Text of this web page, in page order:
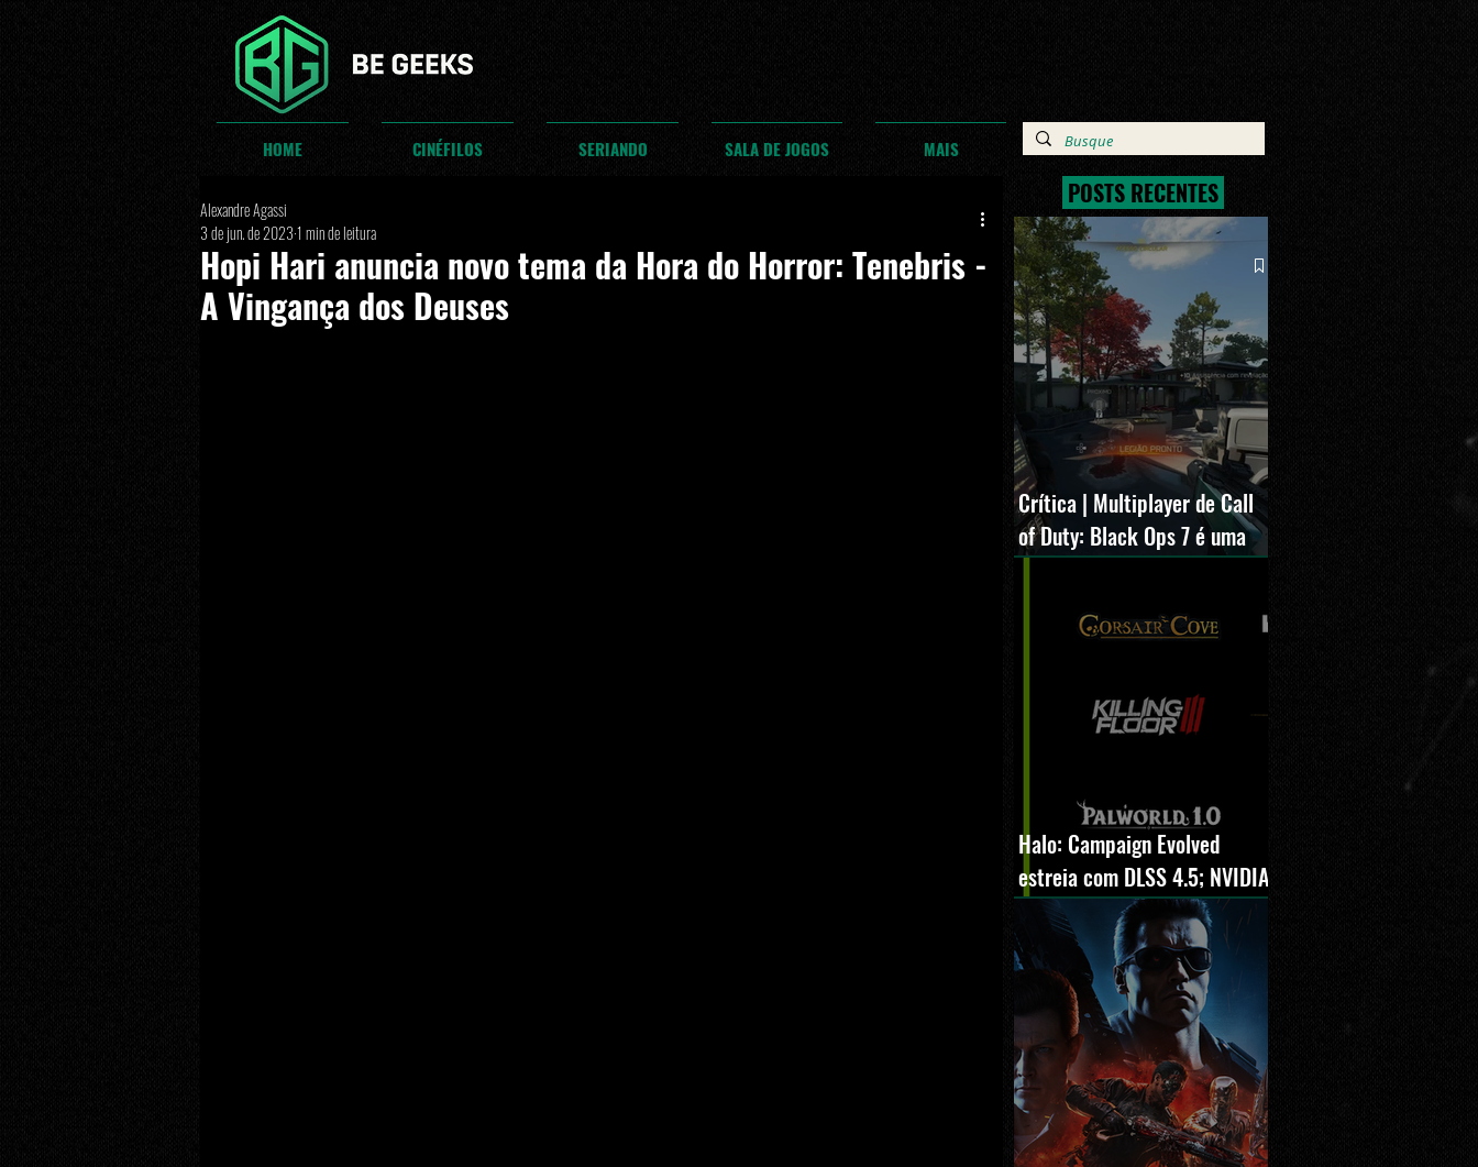
HOME CINÉFILOS SERIANDO SALA DE JOGOS MAIS
Hopi Hari anuncia novo tema da Hora do Horror: Tenebris -
A Vingança dos Deuses
Alexandre Agassi
3 de jun. de 20231 min de leitura
POSTS RECENTES
Crítica | Multiplayer de Call
of Duty: Black Ops 7 é uma
experiência positiva,
Halo: Campaign Evolved
estreia com DLSS 4.5; NVIDIA
lança novo GeForce Game
Ready Driver para grandes
lançamentos